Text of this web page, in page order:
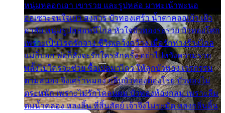
หนุ่มหลอกเอา เขารวย และรูปหล่อ มาพะเน้าพะนอ
ออเซาะจนใจเบา สงสาร บัวทองเศร้า น้ำตาคลอเบ้า เฝ้า
อาลัย หนุ่มรูปหล่อหนีไกล หัวใจบัวทองระรวย บัวทองโศก
เพราะเป็นโรครักจาง ชีวิตเคว้งคว้าง เมื่อรักห่างร้างไกล
แม่ก็บอก พ่อก็สั่งจะรักใครสักครั้ง อย่าไปหวังความรวย
พลั้งไปใครจะช่วย ซื้อเปลมาไกว ให้ลูกบัวทอง เวรกรรม
ตามสนอง จึงเศร้าหมอง กลีบบัวทองต้องโรย บัวทองไม่
ตระหนัก เพราะไม่รักโคลนตม บัวทองท้องกลม เพราะลืม
ตมน้ำคลอง หลงลิ้น ที่สิ้นสัตย์ เจ้าจึงไม่ระมัด หลงกลิ่นลิ้น